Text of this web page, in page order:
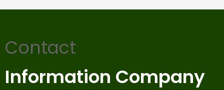
Contact
Information Company